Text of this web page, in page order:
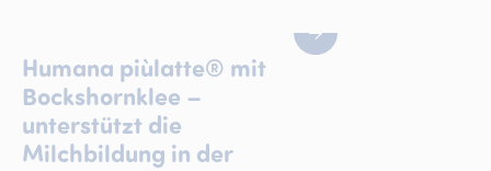
Humana piùlatte® mit
Bockshornklee –
unterstützt die
Milchbildung in der